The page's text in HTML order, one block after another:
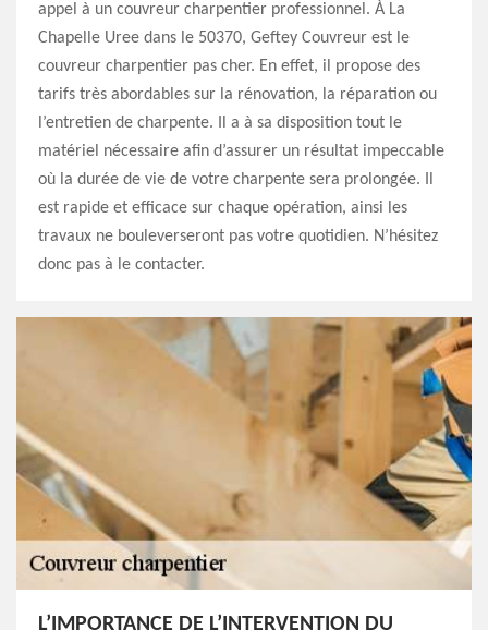
appel à un couvreur charpentier professionnel. À La
Chapelle Uree dans le 50370, Geftey Couvreur est le
couvreur charpentier pas cher. En effet, il propose des
tarifs très abordables sur la rénovation, la réparation ou
l’entretien de charpente. Il a à sa disposition tout le
matériel nécessaire afin d’assurer un résultat impeccable
où la durée de vie de votre charpente sera prolongée. Il
est rapide et efficace sur chaque opération, ainsi les
travaux ne bouleverseront pas votre quotidien. N’hésitez
donc pas à le contacter.
L’IMPORTANCE DE L’INTERVENTION DU